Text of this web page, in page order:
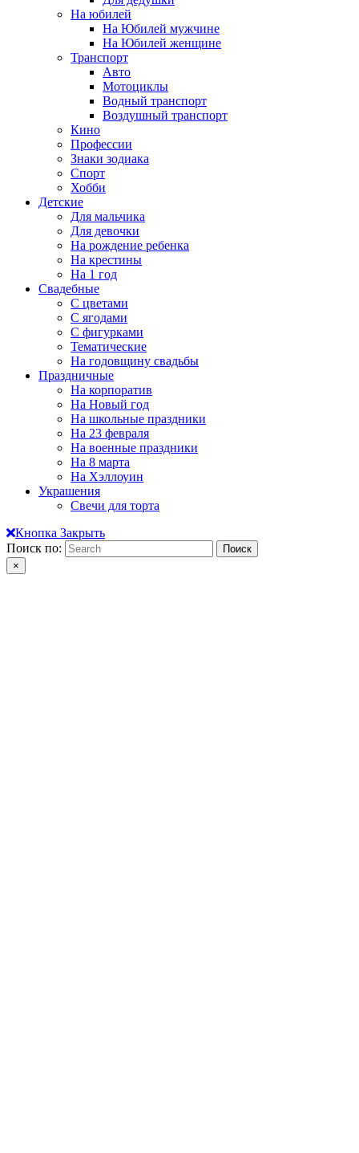
На юбилей
На Юбилей мужчине
На Юбилей женщине
Транспорт
Авто
Мотоциклы
Водный транспорт
Воздушный транспорт
Кино
Профессии
Знаки зодиака
Спорт
Хобби
Детские
Для мальчика
Для девочки
На рождение ребенка
На крестины
На 1 год
Свадебные
С цветами
С ягодами
С фигурками
Тематические
На годовщину свадьбы
Праздничные
На корпоратив
На Новый год
На школьные праздники
На 23 февраля
На военные праздники
На 8 марта
На Хэллоуин
Украшения
Свечи для торта
Кнопка Закрыть
Поиск по:
×